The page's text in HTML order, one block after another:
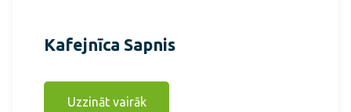
Kafejnīca Sapnis
Uzzināt vairāk